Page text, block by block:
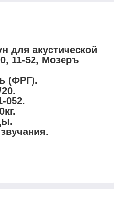
для акустической
11-52, Мозеръ
(ФРГ).
052.